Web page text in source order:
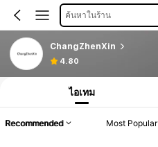
ค้นหาในร้าน
ChangZhenXin
4.80
ไอเทม
Recommended Most Popular